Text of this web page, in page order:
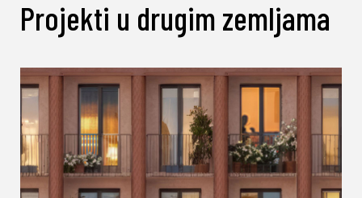
Projekti u drugim zemljama